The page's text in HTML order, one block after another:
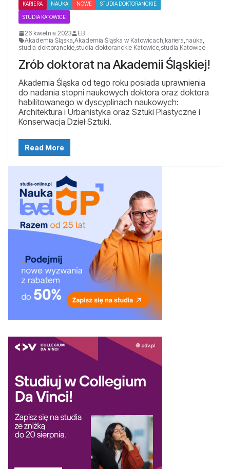
KARIERA NAUKA NOWE STUDIA DOKTORANCKIE
STUDIA KATOWICE
26 kwietnia 2023
EB
Akademia Śląska,Akademia Śląska w Katowicach,kariera,nauka,
studia doktoranckie,studia doktoranckie Katowice,studia Katowice
Zrób doktorat na Akademii Śląskiej!
Akademia Śląska od tego roku posiada uprawnienia
do nadania stopni naukowych doktora oraz doktora
habilitowanego w dyscyplinach naukowych:
Architektura i Urbanistyka oraz Sztuki Plastyczne i
Konserwacja Dzieł Sztuki.
Read More